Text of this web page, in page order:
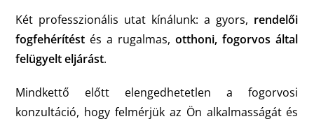
Két professzionális utat kínálunk: a gyors, rendelői
fogfehérítést és a rugalmas,otthoni,fogorvos által
felügyelt eljárást.
Mindkettő előtt elengedhetetlen a fogorvosi
konzultáció, hogy felmérjük az Ön alkalmasságát és